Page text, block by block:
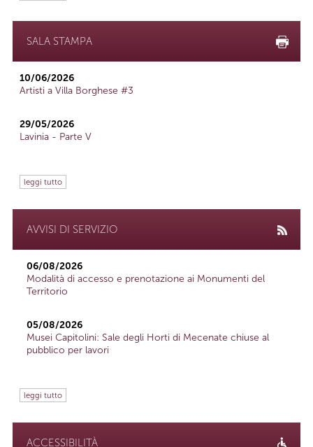
SALA STAMPA
10/06/2026
Artisti a Villa Borghese #3
29/05/2026
Lavinia - Parte V
leggi tutto
AVVISI DI SERVIZIO
06/08/2026
Modalità di accesso e prenotazione ai Monumenti del
Territorio
05/08/2026
Musei Capitolini: Sale degli Horti di Mecenate chiuse al
pubblico per lavori
leggi tutto
ACCESSIBILITÀ